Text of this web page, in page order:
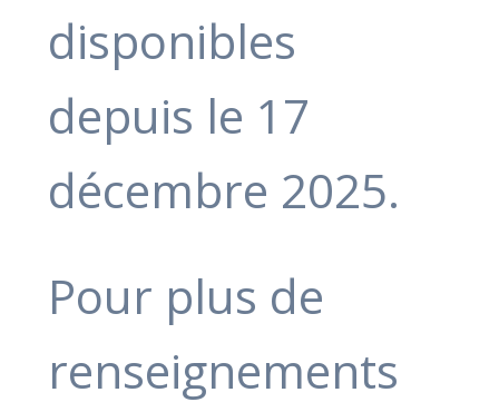
disponibles
depuis le 17
décembre 2025.
Pour plus de
renseignements